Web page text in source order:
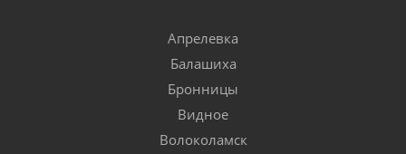
Апрелевка
Балашиха
Бронницы
Видное
Волоколамск